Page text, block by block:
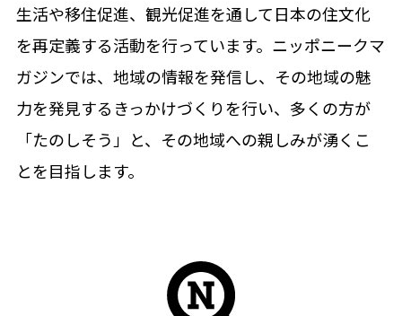
生活や移住促進、観光促進を通して日本の住文化
を再定義する活動を行っています。ニッポニークマ
ガジンでは、地域の情報を発信し、その地域の魅
力を発見するきっかけづくりを行い、多くの方が
「たのしそう」と、その地域への親しみが湧くこ
とを目指します。